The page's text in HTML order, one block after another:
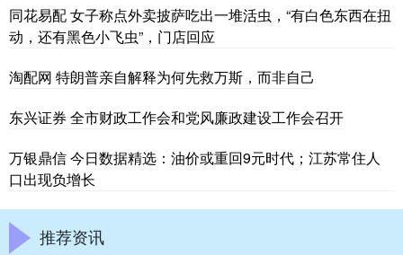
同花易配 女子称点外卖披萨吃出一堆活虫，“有白色东西在扭
动，还有黑色小飞虫”，门店回应
淘配网 特朗普亲自解释为何先救万斯，而非自己
东兴证券 全市财政工作会和党风廉政建设工作会召开
万银鼎信 今日数据精选：油价或重回9元时代；江苏常住人
口出现负增长
推荐资讯